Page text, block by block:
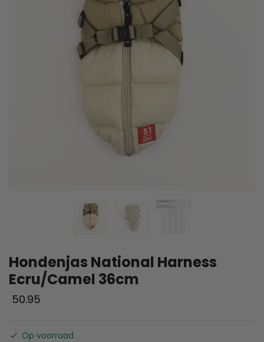
Hondenjas National Harness
Ecru/Camel 36cm
50.95
Op voorraad